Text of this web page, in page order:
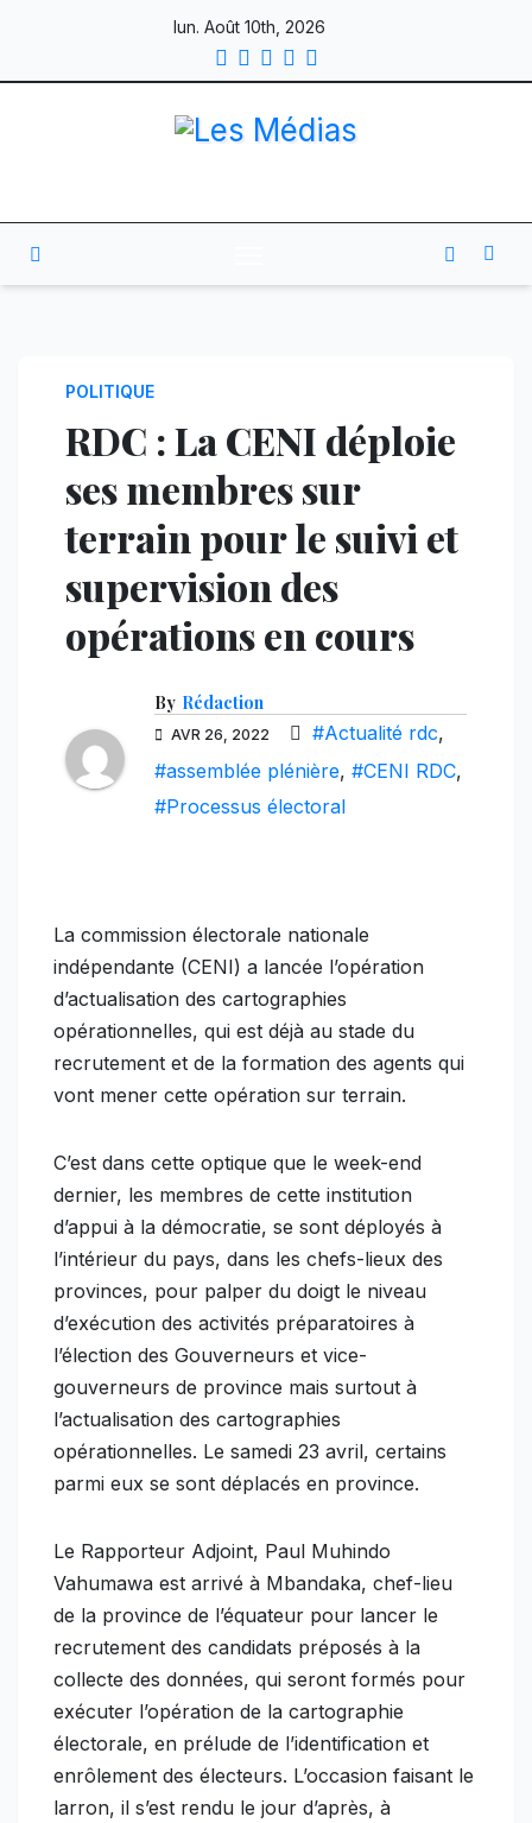
content
lun. Août 10th, 2026
POLITIQUE
RDC : La CENI déploie
ses membres sur
terrain pour le suivi et
supervision des
opérations en cours
By Rédaction
AVR 26, 2022 #Actualité rdc,
#assemblée plénière, #CENI RDC,
#Processus électoral
La commission électorale nationale
indépendante (CENI) a lancée l’opération
d’actualisation des cartographies
opérationnelles, qui est déjà au stade du
recrutement et de la formation des agents qui
vont mener cette opération sur terrain.
C’est dans cette optique que le week-end
dernier, les membres de cette institution
d’appui à la démocratie, se sont déployés à
l’intérieur du pays, dans les chefs-lieux des
provinces, pour palper du doigt le niveau
d’exécution des activités préparatoires à
l’élection des Gouverneurs et vice-
gouverneurs de province mais surtout à
l’actualisation des cartographies
opérationnelles. Le samedi 23 avril, certains
parmi eux se sont déplacés en province.
Le Rapporteur Adjoint, Paul Muhindo
Vahumawa est arrivé à Mbandaka, chef-lieu
de la province de l’équateur pour lancer le
recrutement des candidats préposés à la
collecte des données, qui seront formés pour
exécuter l’opération de la cartographie
électorale, en prélude de l’identification et
enrôlement des électeurs. L’occasion faisant le
larron, il s’est rendu le jour d’après, à